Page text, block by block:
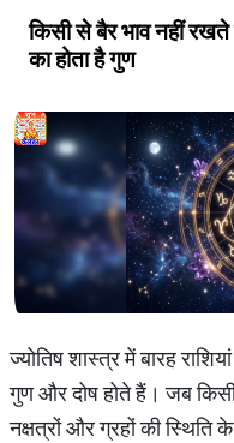
किसी से बैर भाव नहीं रखते
का होता है गुण
ज्योतिष शास्त्र में बारह
गुण और दोष होते हैं। जब
नक्षत्रों और ग्रहों की स्थिति के